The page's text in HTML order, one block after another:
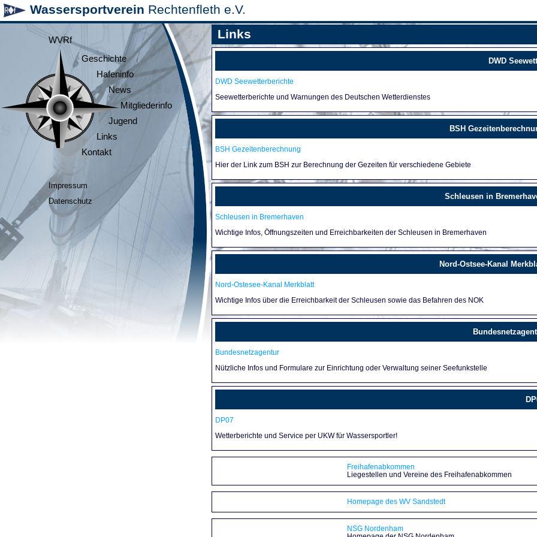
Wassersportverein Rechtenfleth e.V.
WVRf
Geschichte
Hafeninfo
News
Mitgliederinfo
Jugend
Links
Kontakt
Impressum
Datenschutz
Links
DWD
DWD Seewetterberichte
Seewetterberichte und Warnungen des Deutschen Wetterdienstes
BSH
BSH Gezeitenberechnung
Hier der Link zum BSH zur Berechnung der Gezeiten für verschiedene Gebiete
Schleusen in
Schleusen in Bremerhaven
Wichtige Infos, Öffnungszeiten und Erreichbarkeiten der Schleusen in Bremerhaven
Nord-Ostsee-Kanal
Nord-Ostesee-Kanal Merkblatt
Wichtige Infos über die Erreichbarkeit der Schleusen sowie das Befahren des NOK
Bundesnetzagentur
Nützliche Infos und Formulare zur Einrichtung oder Verwaltung seiner Seefunkstelle
DP07
Wetterberichte und Service per UKW für Wassersportler!
Freihafenabkommen
Liegestellen und Vereine des Freihafenabkommen
Homepage des WV Sandstedt
NSG Nordenham